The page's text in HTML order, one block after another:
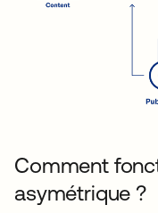
Comment
asymétrique ?